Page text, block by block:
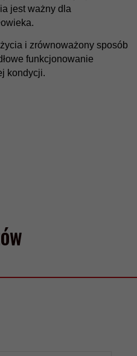
jest ważny dla
i zrównoważony sposób
funkcjonowanie
kondycji.